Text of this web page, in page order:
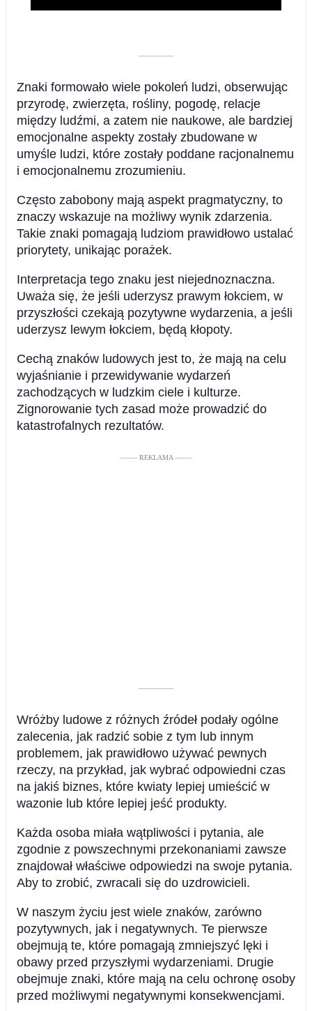
––––––––––
Znaki formowało wiele pokoleń ludzi, obserwując
przyrodę, zwierzęta, rośliny, pogodę, relacje
między ludźmi, a zatem nie naukowe, ale bardziej
emocjonalne aspekty zostały zbudowane w
umyśle ludzi, które zostały poddane racjonalnemu
i emocjonalnemu zrozumieniu.
Często zabobony mają aspekt pragmatyczny, to
znaczy wskazuje na możliwy wynik zdarzenia.
Takie znaki pomagają ludziom prawidłowo ustalać
priorytety, unikając porażek.
Interpretacja tego znaku jest niejednoznaczna.
Uważa się, że jeśli uderzysz prawym łokciem, w
przyszłości czekają pozytywne wydarzenia, a jeśli
uderzysz lewym łokciem, będą kłopoty.
Cechą znaków ludowych jest to, że mają na celu
wyjaśnianie i przewidywanie wydarzeń
zachodzących w ludzkim ciele i kulturze.
Zignorowanie tych zasad może prowadzić do
katastrofalnych rezultatów.
––––– REKLAMA –––––
––––––––––
Wróżby ludowe z różnych źródeł podały ogólne
zalecenia, jak radzić sobie z tym lub innym
problemem, jak prawidłowo używać pewnych
rzeczy, na przykład, jak wybrać odpowiedni czas
na jakiś biznes, które kwiaty lepiej umieścić w
wazonie lub które lepiej jeść produkty.
Każda osoba miała wątpliwości i pytania, ale
zgodnie z powszechnymi przekonaniami zawsze
znajdował właściwe odpowiedzi na swoje pytania.
Aby to zrobić, zwracali się do uzdrowicieli.
W naszym życiu jest wiele znaków, zarówno
pozytywnych, jak i negatywnych. Te pierwsze
obejmują te, które pomagają zmniejszyć lęki i
obawy przed przyszłymi wydarzeniami. Drugie
obejmuje znaki, które mają na celu ochronę osoby
przed możliwymi negatywnymi konsekwencjami.